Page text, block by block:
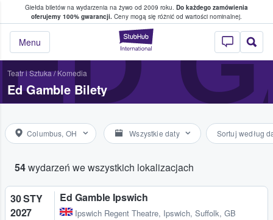
Giełda biletów na wydarzenia na żywo od 2009 roku. Do każdego zamówienia
oferujemy 100% gwarancji. Ceny mogą się różnić od wartości nominalnej.
StubHub —
Menu
w którym fani i kibice kupują i
Teatr i Sztuka/Komedia
Ed Gamble Bilety
Columbus, OH Wszystkie daty Sortuj według
54wydarzeń we wszystkich lokalizacjach
30 STY
2027
Ed Gamble Ipswich
Ipswich Regent Theatre, Ipswich, Suffolk, GB